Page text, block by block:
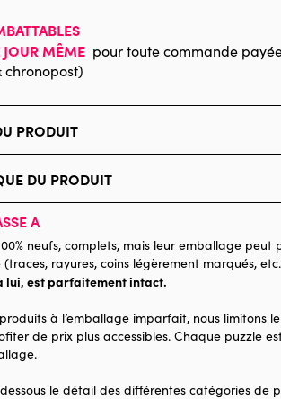
JOUR MÊME pour toute commande
chronopost)
PRODUIT
DU PRODUIT
Pieces & Peace
à partir de 6 ans (50 à
96 pièces
A
neufs, complets, mais leur emballage
rayures, coins légèrement marqués,
lui, est parfaitement intact.
à l’emballage imparfait, nous limitons
de prix plus accessibles. Chaque puzzle
le détail des différentes catégories de